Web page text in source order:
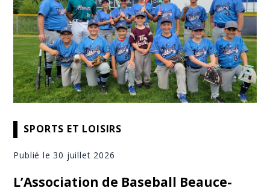
SPORTS ET LOISIRS
Publié le 30 juillet 2026
L’Association de Baseball Beauce-